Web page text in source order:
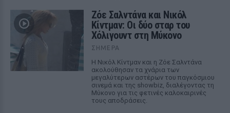
Ζόε Σαλντάνα και Νικόλ
Κίντμαν: Οι δύο σταρ του
Χόλιγουντ στη Μύκονο
ΣΉΜΕΡΑ
Η Νικόλ Κίντμαν και η Ζόε Σαλντάνα
ακολούθησαν τα χνάρια των
μεγαλύτερων αστέρων του παγκόσμιου
σινεμά και της showbiz, διαλέγοντας τη
Μύκονο για τις φετινές καλοκαιρινές
τους αποδράσεις.